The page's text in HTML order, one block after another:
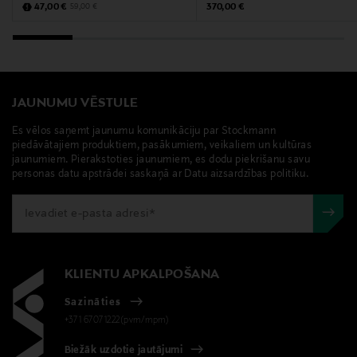
Discounted Price
47,00 € Original Price
59,00 €
Original Price
370,00 €
JAUNUMU VĒSTULE
Es vēlos saņemt jaunumu komunikāciju par Stockmann
piedāvātajiem produktiem, pasākumiem, veikaliem un kultūras
jaunumiem. Pierakstoties jaunumiem, es dodu piekrišanu savu
personas datu apstrādei saskaņā ar Datu aizsardzības politiku.
KLIENTU APKALPOŠANA
Sazināties
+371 67071222(pvm/mpm)
Biežāk uzdotie jautājumi